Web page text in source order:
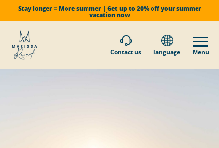
Stay longer = More summer | Get up to 20% off your summer
vacation now
Contact us language Menu